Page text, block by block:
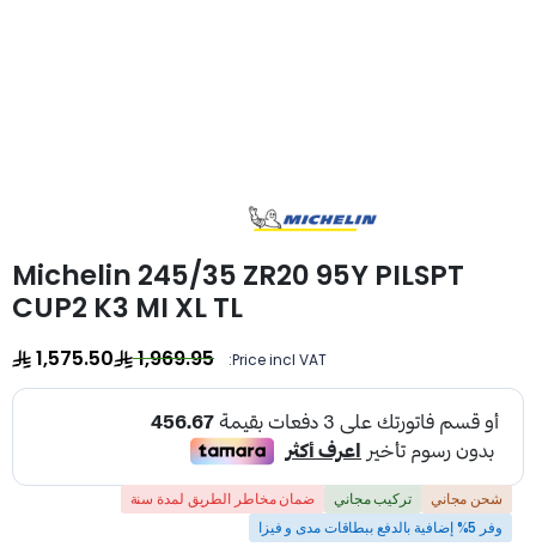
Michelin 245/35 ZR20 95Y PILSPT
CUP2 K3 MI XL TL
Price incl VAT:
1,969.95
1,575.50
شحن مجاني تركيب مجاني
ضمان مخاطر الطريق لمدة سنة
وفر 5% إضافية بالدفع ببطاقات مدى و فيزا